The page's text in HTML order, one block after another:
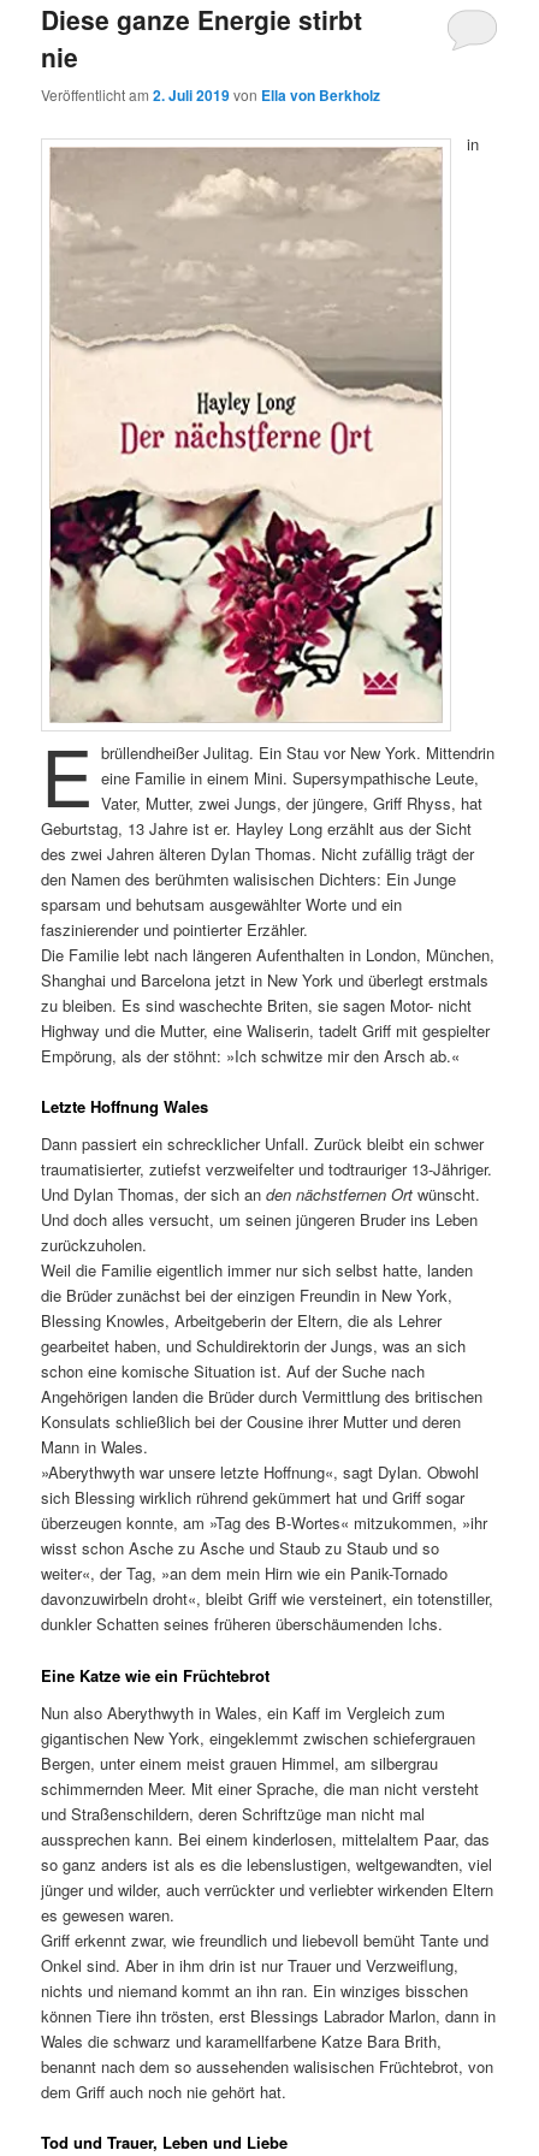
Diese ganze Energie stirbt
nie
Veröffentlicht am2. Juli 2019von Ella von Berkholz
E
in
brüllendheißer Julitag. Ein Stau vor New York. Mittendrin
eine Familie in einem Mini. Supersympathische Leute,
Vater, Mutter, zwei Jungs, der jüngere, Griff Rhyss, hat
Geburtstag, 13 Jahre ist er. Hayley Long erzählt aus der Sicht
des zwei Jahren älteren Dylan Thomas. Nicht zufällig trägt der
den Namen des berühmten walisischen Dichters: Ein Junge
sparsam und behutsam ausgewählter Worte und ein
faszinierender und pointierter Erzähler.
Die Familie lebt nach längeren Aufenthalten in London, München,
Shanghai und Barcelona jetzt in New York und überlegt erstmals
zu bleiben. Es sind waschechte Briten, sie sagen Motor- nicht
Highway und die Mutter, eine Waliserin, tadelt Griff mit gespielter
Empörung, als der stöhnt: »Ich schwitze mir den Arsch ab.«
Letzte Hoffnung Wales
Dann passiert ein schrecklicher Unfall. Zurück bleibt ein schwer
traumatisierter, zutiefst verzweifelter und todtrauriger 13-Jähriger.
Und Dylan Thomas, der sich anden nächstfernen Ort wünscht.
Und doch alles versucht, um seinen jüngeren Bruder ins Leben
zurückzuholen.
Weil die Familie eigentlich immer nur sich selbst hatte, landen
die Brüder zunächst bei der einzigen Freundin in New York,
Blessing Knowles, Arbeitgeberin der Eltern, die als Lehrer
gearbeitet haben, und Schuldirektorin der Jungs, was an sich
schon eine komische Situation ist. Auf der Suche nach
Angehörigen landen die Brüder durch Vermittlung des britischen
Konsulats schließlich bei der Cousine ihrer Mutter und deren
Mann in Wales.
»Aberythwyth war unsere letzte Hoffnung«, sagt Dylan. Obwohl
sich Blessing wirklich rührend gekümmert hat und Griff sogar
überzeugen konnte, am »Tag des B-Wortes« mitzukommen, »ihr
wisst schon Asche zu Asche und Staub zu Staub und so
weiter«, der Tag, »an dem mein Hirn wie ein Panik-Tornado
davonzuwirbeln droht«, bleibt Griff wie versteinert, ein totenstiller,
dunkler Schatten seines früheren überschäumenden Ichs.
Eine Katze wie ein Früchtebrot
Nun also Aberythwyth in Wales, ein Kaff im Vergleich zum
gigantischen New York, eingeklemmt zwischen schiefergrauen
Bergen, unter einem meist grauen Himmel, am silbergrau
schimmernden Meer. Mit einer Sprache, die man nicht versteht
und Straßenschildern, deren Schriftzüge man nicht mal
aussprechen kann. Bei einem kinderlosen, mittelaltem Paar, das
so ganz anders ist als es die lebenslustigen, weltgewandten, viel
jünger und wilder, auch verrückter und verliebter wirkenden Eltern
es gewesen waren.
Griff erkennt zwar, wie freundlich und liebevoll bemüht Tante und
Onkel sind. Aber in ihm drin ist nur Trauer und Verzweiflung,
nichts und niemand kommt an ihn ran. Ein winziges bisschen
können Tiere ihn trösten, erst Blessings Labrador Marlon, dann in
Wales die schwarz und karamellfarbene Katze Bara Brith,
benannt nach dem so aussehenden walisischen Früchtebrot, von
dem Griff auch noch nie gehört hat.
Tod und Trauer, Leben und Liebe